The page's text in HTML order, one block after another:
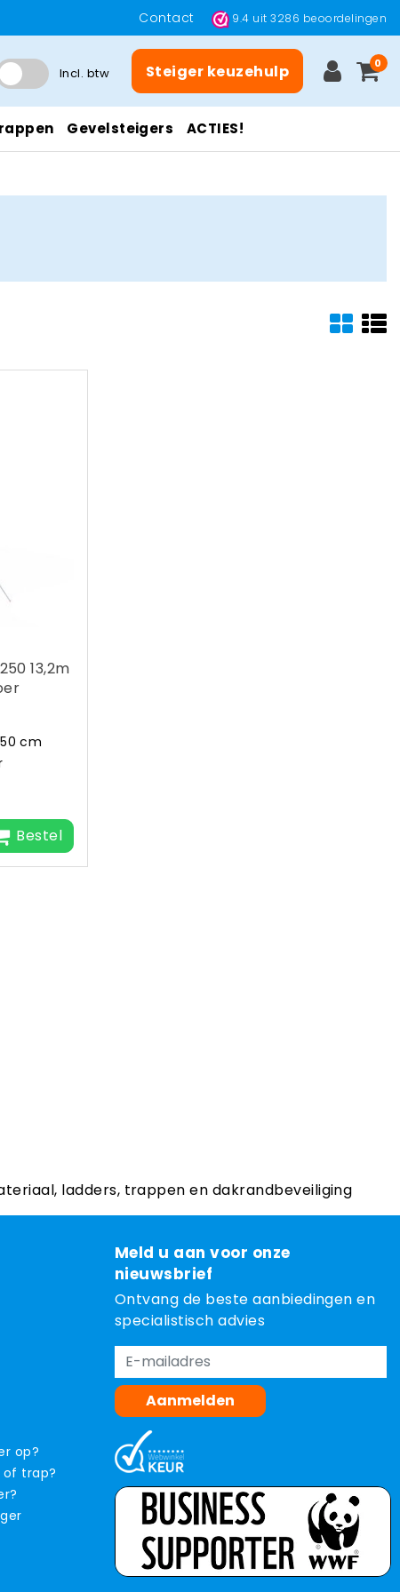
Contact 9.4 uit3286 beoordelingen
Incl. btw Steiger keuzehulp 0
Gevelsteigers ACTIES!
13,2m
cm
Bestel
ladders, trappen en dakrandbeveiliging
op?
of trap?
Meld u aan voor onze
nieuwsbrief
Ontvang de beste aanbiedingen en
specialistisch advies
Aanmelden